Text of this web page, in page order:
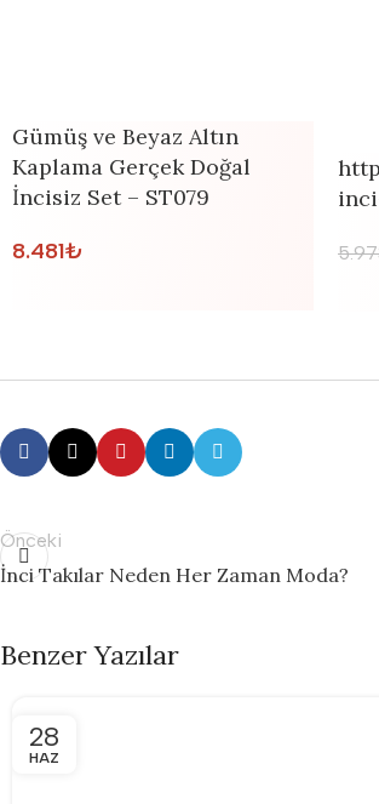
Gümüş ve Beyaz Altın
Kaplama Gerçek Doğal
İncisiz Set – ST079
8.481₺
Önceki
İnci Takılar Neden Her Zaman Moda?
Benzer Yazılar
28
HAZ